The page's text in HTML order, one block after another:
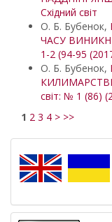
Східний світ
О. Б. Бубенок,
ЧАСУ
1-2 (94-95
О. Б. Бубенок,
світ: № 1 (86)
1 2 3 4 > >>